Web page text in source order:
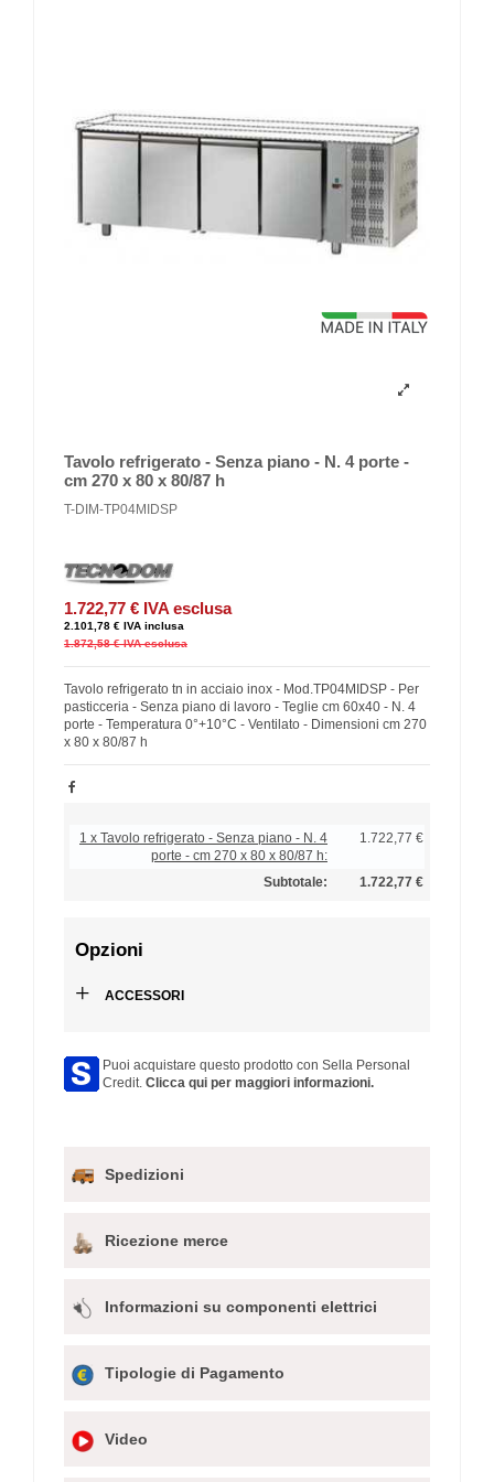
Tavolo refrigerato - Senza piano - N. 4 porte -
cm 270 x 80 x 80/87 h
T-DIM-TP04MIDSP
1.722,77 € IVA esclusa
2.101,78 € IVA inclusa
1.872,58 € IVA esclusa
Tavolo refrigerato tn in acciaio inox - Mod.TP04MIDSP - Per
pasticceria - Senza piano di lavoro - Teglie cm 60x40 - N. 4
porte - Temperatura 0°+10°C - Ventilato - Dimensioni cm 270
x 80 x 80/87 h
1 x Tavolo refrigerato - Senza piano - N. 4
porte - cm 270 x 80 x 80/87 h:
1.722,77 €
Subtotale: 1.722,77 €
Opzioni
+ ACCESSORI
Puoi acquistare questo prodotto con Sella Personal
Credit. Clicca qui per maggiori informazioni.
Spedizioni
Ricezione merce
Informazioni su componenti elettrici
Tipologie di Pagamento
Video